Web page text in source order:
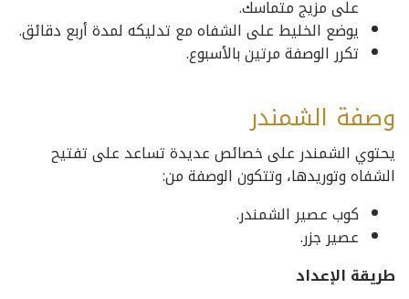
على مزيج متماسك.
يوضع الخليط على الشفاه مع تدليكه لمدة أربع دقائق.
تكرر الوصفة مرتين بالأسبوع.
وصفة الشمندر
يحتوي الشمندر على خصائص عديدة تساعد على تفتيح
الشفاه وتوريدها، وتتكون الوصفة من:
كوب عصير الشمندر.
عصير جزر.
طريقة الإعداد